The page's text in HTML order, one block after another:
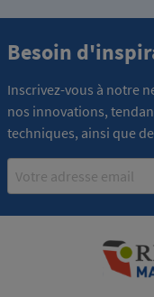
Besoin
Inscrivez-vous à notre
nos innovations,
techniques, ainsi que